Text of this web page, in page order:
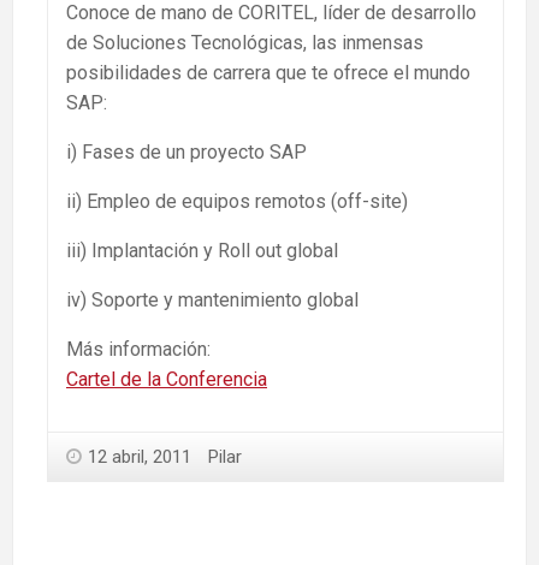
Conoce de mano de CORITEL, líder de desarrollo
de Soluciones Tecnológicas, las inmensas
posibilidades de carrera que te ofrece el mundo
SAP:
i) Fases de un proyecto SAP
ii) Empleo de equipos remotos (off-site)
iii) Implantación y Roll out global
iv) Soporte y mantenimiento global
Más información:
Cartel de la Conferencia
12 abril, 2011 Pilar